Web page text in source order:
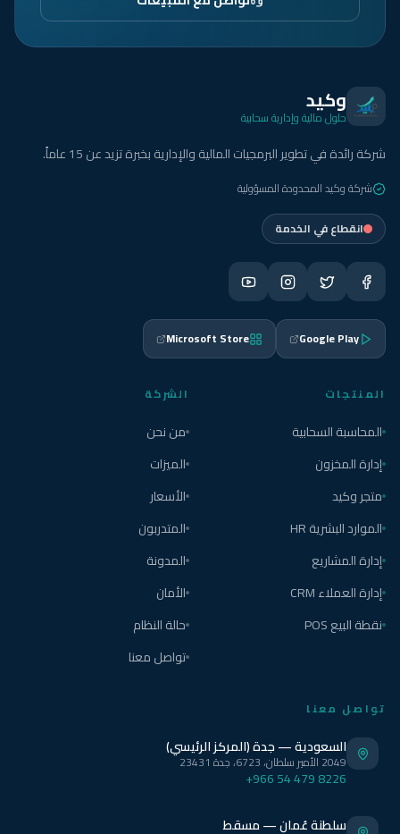
وكيد
حلول مالية وإدارية سحابية
شركة رائدة في تطوير البرمجيات المالية والإدارية بخبرة تزيد عن 15 عاماً.
شركة وكيد المحدودة المسؤولية
انقطاع في الخدمة
Google Play
Microsoft Store
المنتجات
المحاسبة السحابية
إدارة المخزون
متجر وكيد
الموارد البشرية HR
إدارة المشاريع
إدارة العملاء CRM
نقطة البيع POS
الشركة
من نحن
الميزات
الأسعار
المتدربون
المدونة
الأمان
حالة النظام
تواصل معنا
تواصل معنا
السعودية — جدة (المركز الرئيسي)
2049 الأمير سلطان، 6723، جدة 23431
+966 54 479 8226
سلطنة عُمان — مسقط